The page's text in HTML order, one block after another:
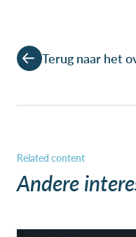
Terug naar het
Andere